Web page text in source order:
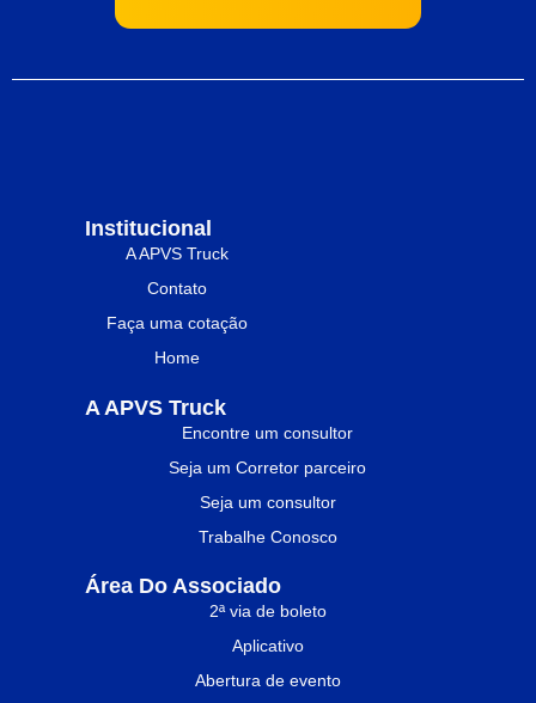
Institucional
A APVS Truck
Contato
Faça uma cotação
Home
A APVS Truck
Encontre um consultor
Seja um Corretor parceiro
Seja um consultor
Trabalhe Conosco
Área Do Associado
2ª via de boleto
Aplicativo
Abertura de evento